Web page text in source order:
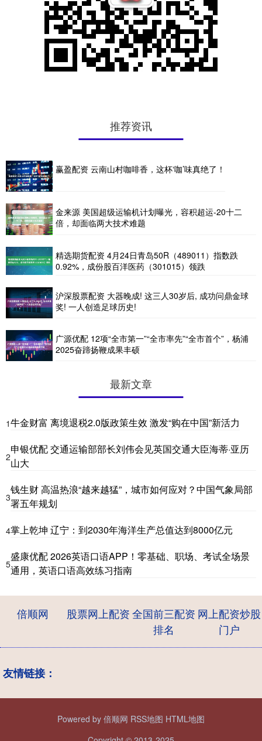
推荐资讯
赢盈配资 云南山村咖啡香，这杯‘咖’味真绝了！
金来源 美国超级运输机计划曝光，容积超运-20十二
倍，却面临两大技术难题
精选期货配资 4月24日青岛50R（489011）指数跌
0.92%，成份股百洋医药（301015）领跌
沪深股票配资 大器晚成! 这三人30岁后, 成功问鼎金球
奖! 一人创造足球历史!
广源优配 12项“全市第一”“全市率先”“全市首个”，杨浦
2025奋蹄扬鞭成果丰硕
最新文章
1牛金财富 离境退税2.0版政策生效 激发“购在中国”新活力
2
申银优配 交通运输部部长刘伟会见英国交通大臣海蒂·亚历
山大
3
钱生财 高温热浪“越来越猛”，城市如何应对？中国气象局部
署五年规划
4掌上乾坤 辽宁：到2030年海洋生产总值达到8000亿元
5
盛康优配 2026英语口语APP！零基础、职场、考试全场景
通用，英语口语高效练习指南
倍顺网 股票网上配资全国前三配资
排名
网上配资炒股
门户
友情链接：
Powered by 倍顺网 RSS地图 HTML地图